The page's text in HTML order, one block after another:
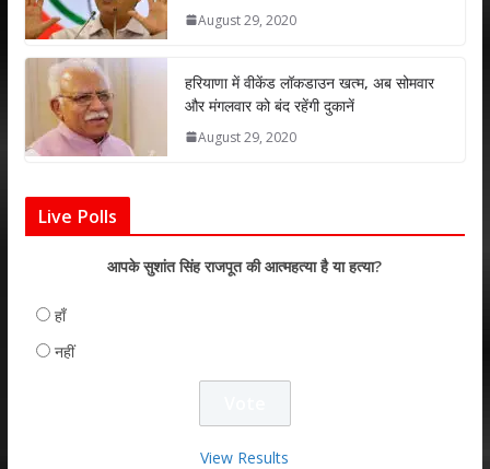
August 29, 2020
हरियाणा में वीकेंड लॉकडाउन खत्म, अब सोमवार
और मंगलवार को बंद रहेंगी दुकानें
August 29, 2020
Live Polls
आपके सुशांत सिंह राजपूत की आत्महत्या है या हत्या?
हाँ
नहीं
View Results